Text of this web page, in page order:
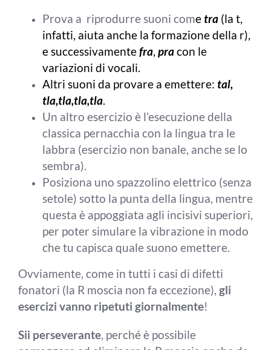
Prova a riprodurre suoni cometra (la t,
infatti, aiuta anche la formazione della r),
e successivamentefra, pracon le
variazioni di vocali.
Altri suoni da provare a emettere: tal,
tla,tla,tla,tla.
Un altro esercizio è l’esecuzione della
classica pernacchia con la lingua tra le
labbra (esercizio non banale, anche se lo
sembra).
Posiziona uno spazzolino elettrico (senza
setole) sotto la punta della lingua, mentre
questa è appoggiata agli incisivi superiori,
per poter simulare la vibrazione in modo
che tu capisca quale suono emettere.
Ovviamente, come in tutti i casi di difetti
fonatori (la R moscia non fa eccezione), gli
esercizi vanno ripetuti giornalmente!
Sii perseverante, perché è possibile